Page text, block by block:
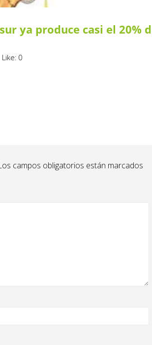
ya produce casi el 20%
Like: 0
campos obligatorios están marcados